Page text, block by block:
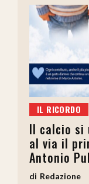
IL RICORDO
Il calcio si
al via il
Antonio
Redazione